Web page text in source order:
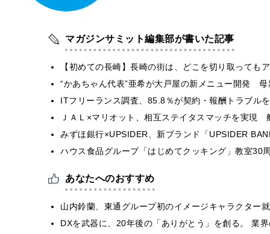
マガジンサミット編集部が書いた記事
【初めての長崎】長崎の街は、どこを切り取って
“かあちゃん代表”亜希が大戸屋の新メニュー開発
ITフリーランス調査、85.8％が契約・報酬トラブ
ＪＡＬ×マリオット、相互ステイタスマッチを実
みずほ銀行×UPSIDER、新ブランド「UPSIDER
ハウス食品グループ「はじめてクッキング」教室
あなたへのおすすめ
山内鈴蘭、東通グループ初のイメージキャラクタ
DXを武器に、20年後の「ありがとう」を創る。 業